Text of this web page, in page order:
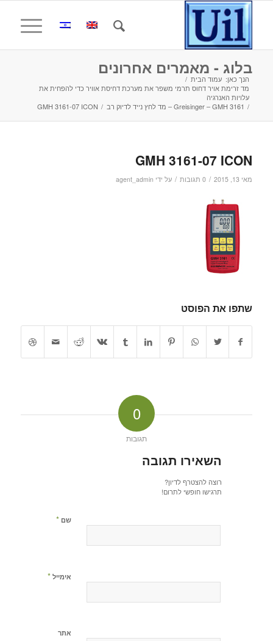
בלוג - מאמרים אחרונים
הנך כאן: עמוד הבית /
מד זרימת אויר דחוס תרמי משפר את מערכת דחיסת אוויר כדי להפחית את
עלויות האנרגיה
/ Greisinger – GMH 3161 – מד לחץ נייד לדיוק רב /
GMH 3161-07 ICON
GMH 3161-07 ICON
מאי 13, 2015 / 0 תגובות / על ידי agent_admin
שתפו את הפוסט
0
תגובות
השאירו תגובה
רוצה להצטרף לדיון?
תרגישו חופשי לתרום!
שם *
אימייל *
אתר